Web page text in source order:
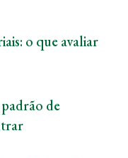
o que avaliar
de